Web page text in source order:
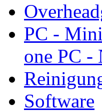
PC -
one PC -
Software